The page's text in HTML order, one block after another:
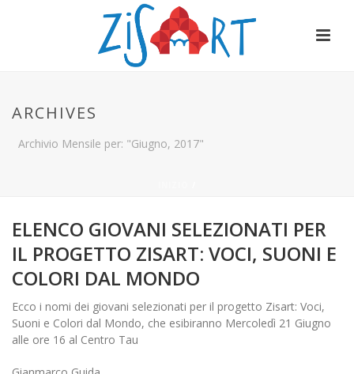
ARCHIVES
Archivio Mensile per: "Giugno, 2017"
ELENCO GIOVANI SELEZIONATI PER
IL PROGETTO ZISART: VOCI, SUONI E
COLORI DAL MONDO
Ecco i nomi dei giovani selezionati per il progetto Zisart: Voci,
Suoni e Colori dal Mondo, che esibiranno Mercoledì 21 Giugno
alle ore 16 al Centro Tau